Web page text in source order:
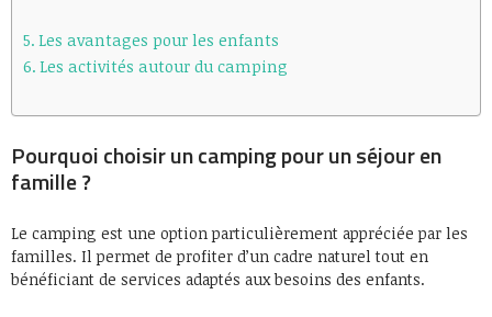
Les avantages pour les enfants
Les activités autour du camping
Pourquoi choisir un camping pour un séjour en
famille ?
Le camping est une option particulièrement appréciée par les
familles. Il permet de profiter d’un cadre naturel tout en
bénéficiant de services adaptés aux besoins des enfants.